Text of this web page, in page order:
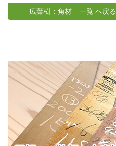
広葉樹：角材 一覧 へ戻る